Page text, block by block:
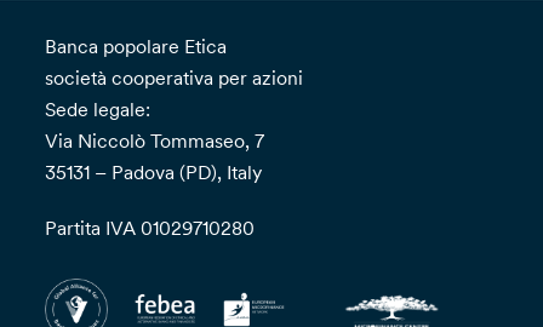
Banca popolare Etica
società cooperativa per azioni
Sede legale:
Via Niccolò Tommaseo, 7
35131 – Padova (PD), Italy
Partita IVA 01029710280